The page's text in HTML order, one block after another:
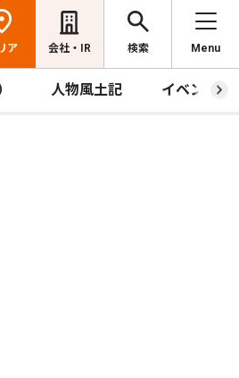
ア 会社・IR 検索 Menu
人物風土記 イベント